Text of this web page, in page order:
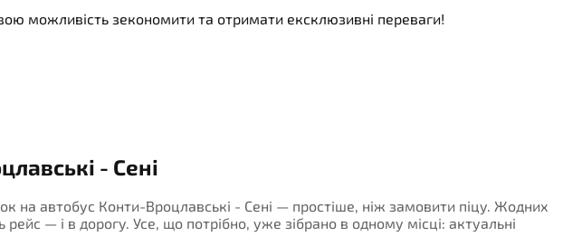
можливість зекономити та отримати ексклюзивні переваги!
- Сені
на автобус Конти-Вроцлавські - Сені — простіше, ніж замовити піцу. Жодних
— і в дорогу. Усе, що потрібно, уже зібрано в одному місці: актуальні